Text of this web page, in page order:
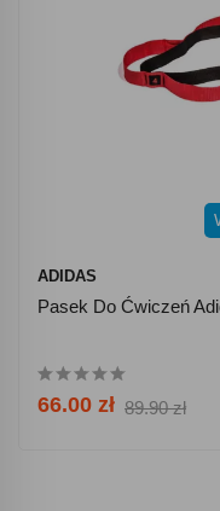
ADIDAS
Pasek Do Ćwiczeń
66.00 zł 89.90 zł